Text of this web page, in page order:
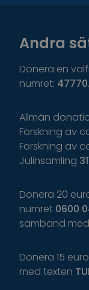
Andra
Donera en
numret: 47770.
Allmän
Forskning av
Forskning av
Julinsamling
Donera 20
numret 0600
samband
Donera 15
med texten